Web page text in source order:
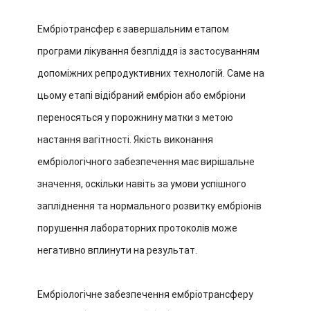
Ембріотрансфер є завершальним етапом
програми лікування безпліддя із застосуванням
допоміжних репродуктивних технологій. Саме на
цьому етапі відібраний ембріон або ембріони
переносяться у порожнину матки з метою
настання вагітності. Якість виконання
ембріологічного забезпечення має вирішальне
значення, оскільки навіть за умови успішного
запліднення та нормального розвитку ембріонів
порушення лабораторних протоколів може
негативно вплинути на результат.
Ембріологічне забезпечення ембріотрансферу